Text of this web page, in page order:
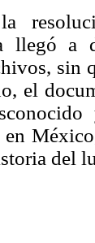
llegó
sin
el
del